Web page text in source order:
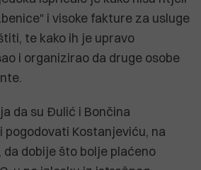
i visoke fakture za usluge
te kako ih je upravo
i organizirao da druge osobe
da su Đulić i Bončina
pogodovati Kostanjeviću, na
dobije što bolje plaćeno